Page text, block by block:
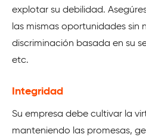
explotar su debilidad.
las mismas oportunidades sin
discriminación basada en su
etc.
Integridad
Su empresa debe cultivar la
manteniendo las promesas,